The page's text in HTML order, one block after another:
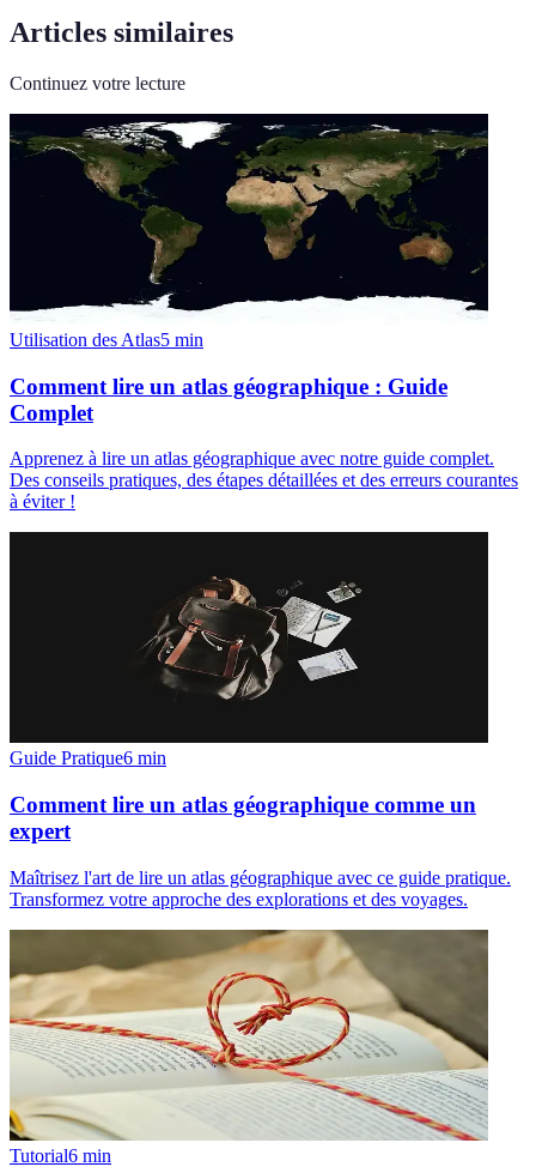
Articles similaires
Continuez votre lecture
Utilisation des Atlas5 min
Comment lire un atlas géographique : Guide
Complet
Apprenez à lire un atlas géographique avec notre guide complet.
Des conseils pratiques, des étapes détaillées et des erreurs courantes
à éviter !
Guide Pratique6 min
Comment lire un atlas géographique comme un
expert
Maîtrisez l'art de lire un atlas géographique avec ce guide pratique.
Transformez votre approche des explorations et des voyages.
Tutorial6 min